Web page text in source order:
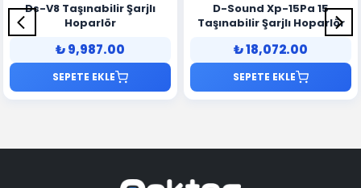
Ds-V8 Taşınabilir Şarjlı
Hoparlör
₺ 9,987.00
SEPETE EKLE
D-Sound Xp-15Pa 15
Taşınabilir Şarjlı Hoparlör
₺ 18,072.00
SEPETE EKLE